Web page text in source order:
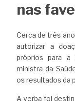
nas
Cerca de três
autorizar a
próprios para a
ministra da
os resultados da
A verba foi